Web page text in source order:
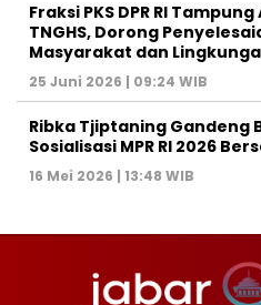
‎Fraksi PKS DPR RI
TNGHS, Dorong
Masyarakat dan
25 Juni 2026 | 09:24 WIB
Ribka Tjiptaning Gandeng
Sosialisasi MPR RI 2026
16 Mei 2026 | 13:48 WIB